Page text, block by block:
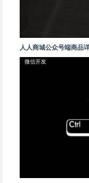
人人商城公众号端商品
微信开发